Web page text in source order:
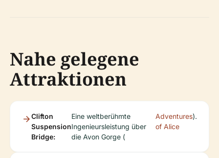
Nahe gelegene
Attraktionen
Clifton
Suspension
Bridge:
Eine weltberühmte
Ingenieursleistung über
die Avon Gorge (
Adventures
of Alice
).